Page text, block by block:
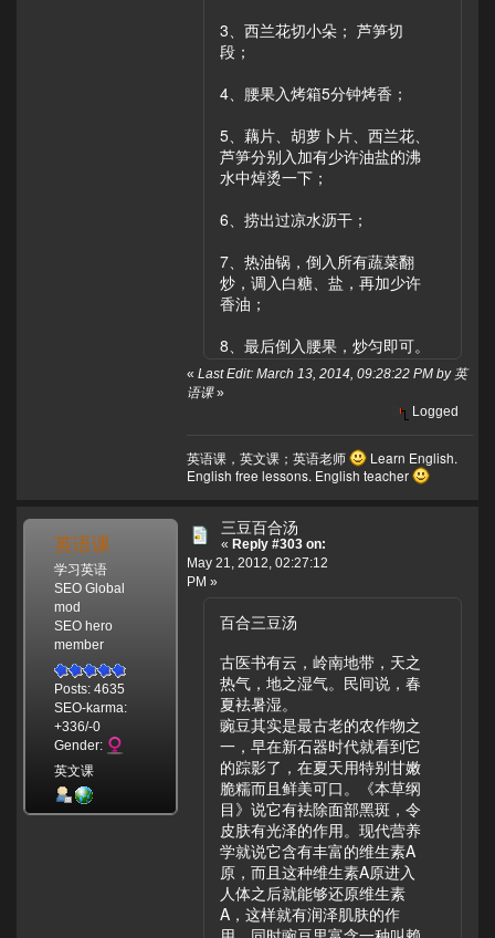
3、西兰花切小朵； 芦笋切
段；
4、腰果入烤箱5分钟烤香；
5、藕片、胡萝卜片、西兰花、
芦笋分别入加有少许油盐的沸
水中焯烫一下；
6、捞出过凉水沥干；
7、热油锅，倒入所有蔬菜翻
炒，调入白糖、盐，再加少许
香油；
8、最后倒入腰果，炒匀即可。
« Last Edit: March 13, 2014, 09:28:22 PM by 英
语课»
Logged
英语课，英文课；英语老师
Learn English.
English free lessons. English teacher
英语课
学习英语
SEO Global
mod
SEO hero
member
Posts: 4635
SEO-karma:
+336/-0
Gender:
英文课
三豆百合汤
« Reply #303 on:
May 21, 2012, 02:27:12
PM »
百合三豆汤
古医书有云，岭南地带，天之
热气，地之湿气。民间说，春
夏袪暑湿。
豌豆其实是最古老的农作物之
一，早在新石器时代就看到它
的踪影了，在夏天用特别甘嫩
脆糯而且鲜美可口。《本草纲
目》说它有袪除面部黑斑，令
皮肤有光泽的作用。现代营养
学就说它含有丰富的维生素A
原，而且这种维生素A原进入
人体之后就能够还原维生素
A，这样就有润泽肌肤的作